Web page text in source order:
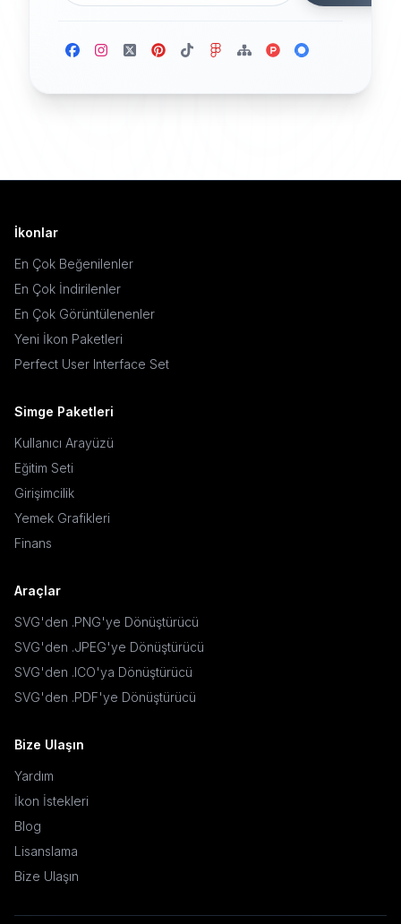
İkonlar
En Çok Beğenilenler
En Çok İndirilenler
En Çok Görüntülenenler
Yeni İkon Paketleri
Perfect User Interface Set
Simge Paketleri
Kullanıcı Arayüzü
Eğitim Seti
Girişimcilik
Yemek Grafikleri
Finans
Araçlar
SVG'den .PNG'ye Dönüştürücü
SVG'den .JPEG'ye Dönüştürücü
SVG'den .ICO'ya Dönüştürücü
SVG'den .PDF'ye Dönüştürücü
Bize Ulaşın
Yardım
İkon İstekleri
Blog
Lisanslama
Bize Ulaşın